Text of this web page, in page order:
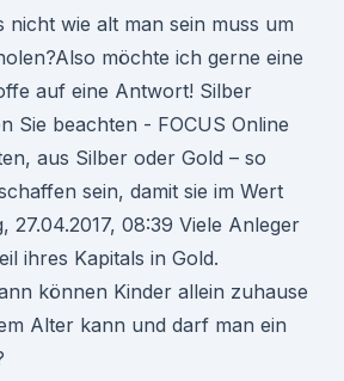
nicht wie alt man sein muss um
möchte ich gerne eine
auf eine Antwort! Silber
Sie beachten - FOCUS Online
aus Silber oder Gold – so
sein, damit sie im Wert
27.04.2017, 08:39 Viele Anleger
ihres Kapitals in Gold.
können Kinder allein zuhause
Alter kann und darf man ein